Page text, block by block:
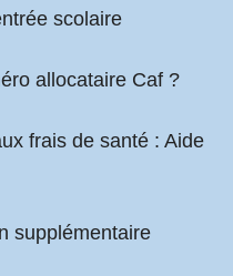
scolaire
allocataire Caf ?
frais de santé : Aide
supplémentaire